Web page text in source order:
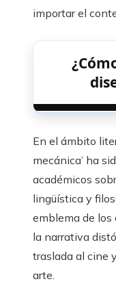
importar el
En el ámbito
mecánica’ ha
académicos
lingüística y
emblema de
la narrativa
traslada al cine
arte.